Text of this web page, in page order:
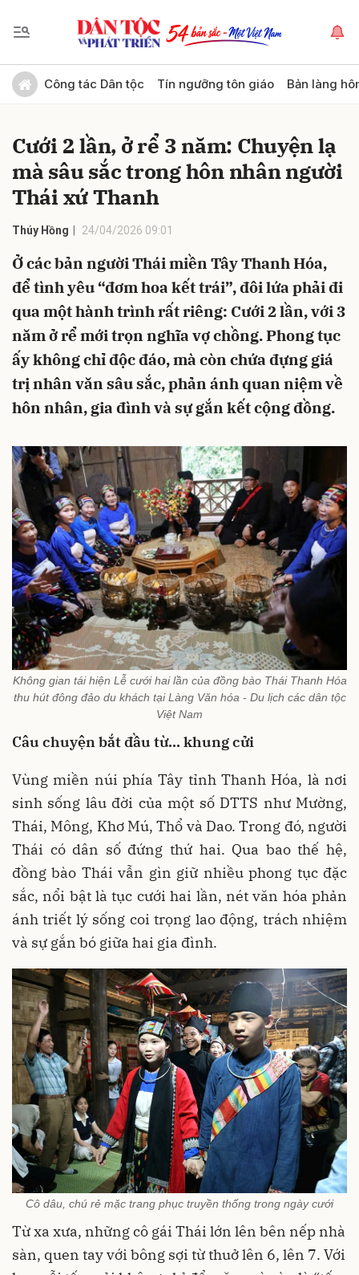
Công tác Dân tộc Tín ngưỡng tôn giáo Bản làng
Cưới 2 lần, ở rể 3 năm: Chuyện lạ
mà sâu sắc trong hôn nhân người
Thái xứ Thanh
Thúy Hồng 24/04/2026 09:01
Ở các bản người Thái miền Tây Thanh Hóa,
để tình yêu “đơm hoa kết trái”, đôi lứa phải đi
qua một hành trình rất riêng: Cưới 2 lần, với 3
năm ở rể mới trọn nghĩa vợ chồng. Phong tục
ấy không chỉ độc đáo, mà còn chứa đựng giá
trị nhân văn sâu sắc, phản ánh quan niệm về
hôn nhân, gia đình và sự gắn kết cộng đồng.
Không gian tái hiện Lễ cưới hai lần của đồng bào Thái Thanh Hóa
thu hút đông đảo du khách tại Làng Văn hóa - Du lịch các dân tộc
Việt Nam
Câu chuyện bắt đầu từ… khung cửi
Vùng miền núi phía Tây tỉnh Thanh Hóa, là nơi
sinh sống lâu đời của một số DTTS như Mường,
Thái, Mông, Khơ Mú, Thổ và Dao. Trong đó, người
Thái có dân số đứng thứ hai. Qua bao thế hệ,
đồng bào Thái vẫn gìn giữ nhiều phong tục đặc
sắc, nổi bật là tục cưới hai lần, nét văn hóa phản
ánh triết lý sống coi trọng lao động, trách nhiệm
và sự gắn bó giữa hai gia đình.
Cô dâu, chú rẻ mặc trang phục truyền thống trong ngày cưới
Từ xa xưa, những cô gái Thái lớn lên bên nếp nhà
sàn, quen tay với bông sợi từ thuở lên 6, lên 7. Với
Gửi bình luận